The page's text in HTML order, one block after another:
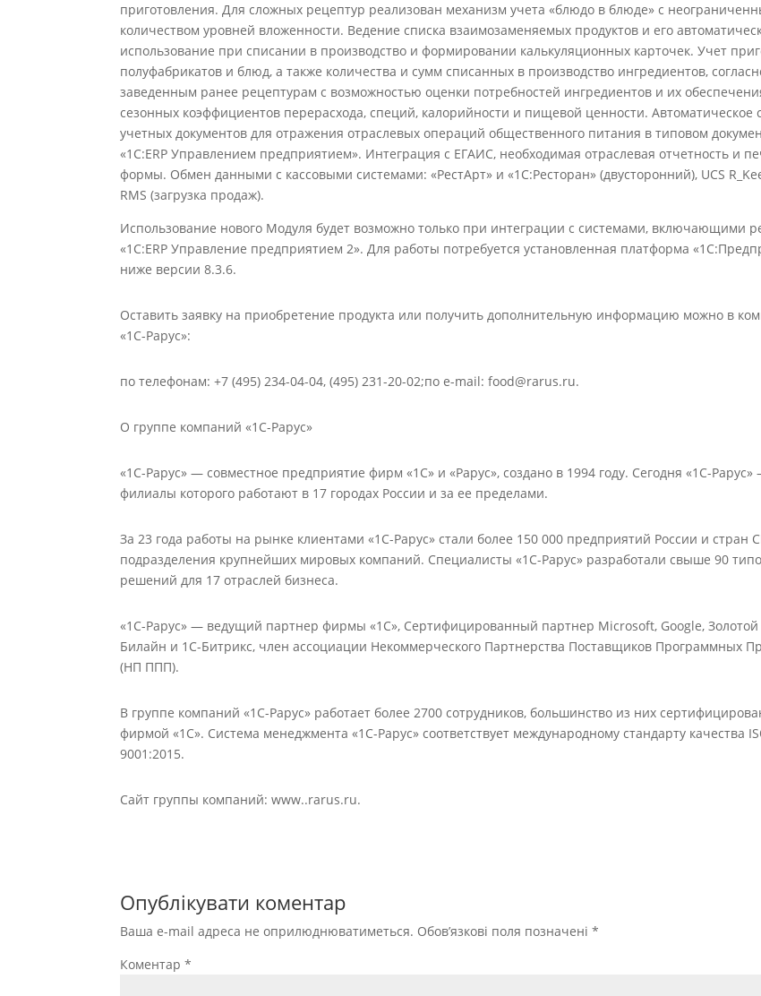
приготовления. Для сложных рецептур реализован механизм учета «блюдо в блюде» с
количеством уровней вложенности. Ведение списка взаимозаменяемых продуктов и его
использование при списании в производство и формировании калькуляционных карточек. Учет
полуфабрикатов и блюд, а также количества и сумм списанных в производство ингредиентов,
заведенным ранее рецептурам с возможностью оценки потребностей ингредиентов и их
сезонных коэффициентов перерасхода, специй, калорийности и пищевой ценности. Автоматическое
учетных документов для отражения отраслевых операций общественного питания в типовом
«1С:ERP Управлением предприятием». Интеграция с ЕГАИС, необходимая отраслевая отчетность и
формы. Обмен данными с кассовыми системами: «РестАрт» и «1С:Ресторан» (двусторонний), UCS
RMS (загрузка продаж).
Использование нового Модуля будет возможно только при интеграции с системами, включающими
«1С:ERP Управление предприятием 2». Для работы потребуется установленная платформа
ниже версии 8.3.6.
Оставить заявку на приобретение продукта или получить дополнительную информацию можно в
«1С-Рарус»:
по телефонам: +7 (495) 234-04-04, (495) 231-20-02;по e-mail:food@rarus.ru.
О группе компаний «1С-Рарус»
«1С-Рарус» — совместное предприятие фирм «1С» и «Рарус», создано в 1994 году. Сегодня «1С-Рарус»
филиалы которого работают в 17 городах России и за ее пределами.
За 23 года работы на рынке клиентами «1С-Рарус» стали более 150 000 предприятий России и стран
подразделения крупнейших мировых компаний. Специалисты «1С-Рарус» разработали свыше 90
решений для 17 отраслей бизнеса.
«1С-Рарус» — ведущий партнер фирмы «1С», Сертифицированный партнер Microsoft, Google,
Билайн и 1С-Битрикс, член ассоциации Некоммерческого Партнерства Поставщиков Программных
(НП ППП).
В группе компаний «1С-Рарус» работает более 2700 сотрудников, большинство из них
фирмой «1С». Система менеджмента «1С-Рарус» соответствует международному стандарту качества
9001:2015.
Сайт группы компаний: www..rarus.ru.
Опублікувати коментар
Ваша e-mail адреса не оприлюднюватиметься. Обов’язкові поля позначені*
Коментар*